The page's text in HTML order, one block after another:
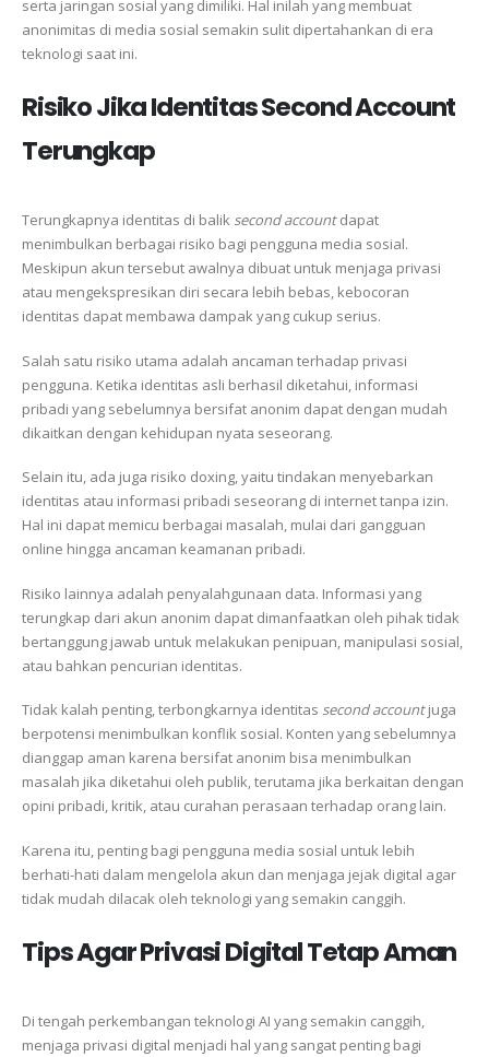
serta jaringan sosial yang dimiliki. Hal inilah yang membuat
anonimitas di media sosial semakin sulit dipertahankan di era
teknologi saat ini.
Risiko Jika Identitas Second Account
Terungkap
Terungkapnya identitas di balik second accountdapat
menimbulkan berbagai risiko bagi pengguna media sosial.
Meskipun akun tersebut awalnya dibuat untuk menjaga privasi
atau mengekspresikan diri secara lebih bebas, kebocoran
identitas dapat membawa dampak yang cukup serius.
Salah satu risiko utama adalah ancaman terhadap privasi
pengguna. Ketika identitas asli berhasil diketahui, informasi
pribadi yang sebelumnya bersifat anonim dapat dengan mudah
dikaitkan dengan kehidupan nyata seseorang.
Selain itu, ada juga risiko doxing, yaitu tindakan menyebarkan
identitas atau informasi pribadi seseorang di internet tanpa izin.
Hal ini dapat memicu berbagai masalah, mulai dari gangguan
online hingga ancaman keamanan pribadi.
Risiko lainnya adalah penyalahgunaan data. Informasi yang
terungkap dari akun anonim dapat dimanfaatkan oleh pihak tidak
bertanggung jawab untuk melakukan penipuan, manipulasi sosial,
atau bahkan pencurian identitas.
Tidak kalah penting, terbongkarnya identitas second accountjuga
berpotensi menimbulkan konflik sosial. Konten yang sebelumnya
dianggap aman karena bersifat anonim bisa menimbulkan
masalah jika diketahui oleh publik, terutama jika berkaitan dengan
opini pribadi, kritik, atau curahan perasaan terhadap orang lain.
Karena itu, penting bagi pengguna media sosial untuk lebih
berhati-hati dalam mengelola akun dan menjaga jejak digital agar
tidak mudah dilacak oleh teknologi yang semakin canggih.
Tips Agar Privasi Digital Tetap Aman
Di tengah perkembangan teknologi AI yang semakin canggih,
menjaga privasi digital menjadi hal yang sangat penting bagi